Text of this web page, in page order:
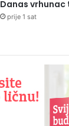
Danas
prije 1 sat